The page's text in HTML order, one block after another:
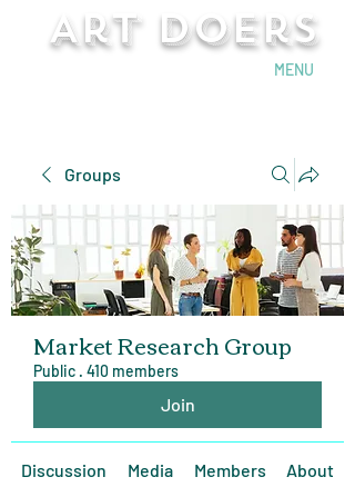
Art Doers
MENU
Groups
Market Research Group
Public · 410 members
Join
Discussion Media Members About